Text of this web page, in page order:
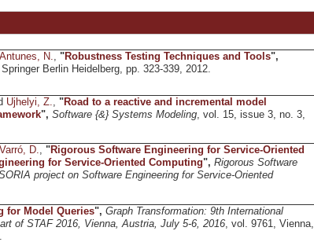
Antunes, N., "Robustness Testing Techniques and Tools",
Springer Berlin Heidelberg, pp. 323-339, 2012.
Ujhelyi, Z., "Road to a reactive and incremental model
", Software {&} Systems Modeling, vol. 15, issue 3, no. 3,
Varró, D., "Rigorous Software Engineering for Service-Oriented
for Service-Oriented Computing", Rigorous Software
project on Software Engineering for Service-Oriented
for Model Queries", Graph Transformation: 9th International
of STAF 2016, Vienna, Austria, July 5-6, 2016, vol. 9761, Vienna,